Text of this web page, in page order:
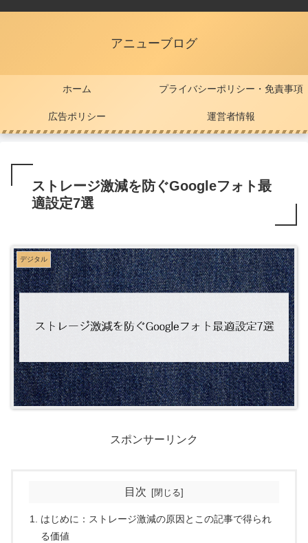
アニューブログ
ホーム プライバシーポリシー・免責事項
広告ポリシー 運営者情報
ストレージ激減を防ぐGoogleフォト最
適設定7選
デジタル
スポンサーリンク
目次
はじめに：ストレージ激減の原因とこの記事で得られ
る価値